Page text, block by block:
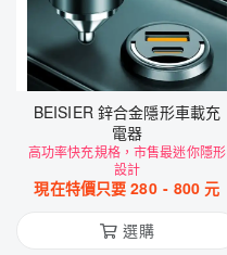
BEISIER 鋅合金隱形車載充
電器
高功率快充規格，市售最迷你隱形
設計
現在特價只要280 - 800 元
選購